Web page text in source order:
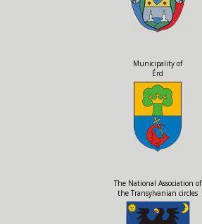
Municipality of
Érd
The National Association of
the Transylvanian circles